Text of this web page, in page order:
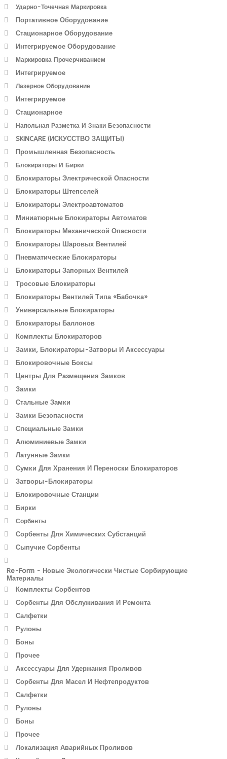
Ударно-Точечная Маркировка
Портативное Оборудование
Стационарное Оборудование
Интегрируемое Оборудование
Маркировка Прочерчиванием
Интегрируемое
Лазерное Оборудование
Интегрируемое
Стационарное
Напольная Разметка И Знаки Безопасности
SKINCARE (ИСКУССТВО ЗАЩИТЫ)
Промышленная Безопасность
Блокираторы И Бирки
Блокираторы Электрической Опасности
Блокираторы Штепселей
Блокираторы Электроавтоматов
Миниатюрные Блокираторы Автоматов
Блокираторы Механической Опасности
Блокираторы Шаровых Вентилей
Пневматические Блокираторы
Блокираторы Запорных Вентилей
Тросовые Блокираторы
Блокираторы Вентилей Типа «бабочка»
Универсальные Блокираторы
Блокираторы Баллонов
Комплекты Блокираторов
Замки, Блокираторы-Затворы И Аксессуары
Блокировочные Боксы
Центры Для Размещения Замков
Замки
Стальные Замки
Замки Безопасности
Специальные Замки
Алюминиевые Замки
Латунные Замки
Сумки Для Хранения И Переноски Блокираторов
Затворы-Блокираторы
Блокировочные Станции
Бирки
Сорбенты
Сорбенты Для Химических Субстанций
Сыпучие Сорбенты
Re-Form - Новые Экологически Чистые Сорбирующие
Материалы
Комплекты Сорбентов
Сорбенты Для Обслуживания И Ремонта
Салфетки
Рулоны
Боны
Прочее
Аксессуары Для Удержания Проливов
Сорбенты Для Масел И Нефтепродуктов
Салфетки
Рулоны
Боны
Прочее
Локализация Аварийных Проливов